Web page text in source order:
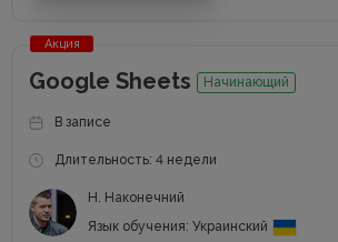
Акция
Google Sheets Начинающий
В записе
Длительность: 4 недели
Н. Наконечний
Язык обучения: Украинский